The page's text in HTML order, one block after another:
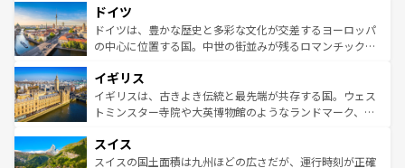
せる。地方によって風土や気候が異なるスペインはその個
性で訪れる人を魅了する。 なお、新着のスペイン情報は コ
ンテンツ一覧を参照してほしい。
で、幅広い魅力が詰まっている。華麗な宮殿、歴史的な大
聖堂、美しいビーチ、そして豊かな自然が、訪れる者を心
から魅了する。また、フランスは美食の国としても知ら
いる。シャンパンの発祥地であるランス、プロヴァンスの
香り高いラベンダー畑など、多彩な楽しみ方が可能だ。さ
らに、パリ以外の地域にも魅力が溢れており、どの街角に
れる地方に足を運ぶとそれぞれで全く異なる文化を体験で
きるだろう。 なお、新着のフランス情報はコンテンツ一覧
ドイツ
ドイツは、豊かな歴史と多彩な文化が交差するヨーロッパ
の中心に位置する国。中世の街並みが残るロマンチック街
顔を持つこの国は、どこを歩いても飽きることがない。ベ
ルリンの文化的活気、バイエルン州のアルプスの絶景、そ
してライン川沿いのワイン畑といった風景は必見。ビール
は、お酒好きな人にはぜひ体験してほしい。 なお、新着の
ドイツ情報はコンテンツ一覧を参照してほしい。
イギリス
イギリスは、古きよき伝統と最先端が共存する国。ウェス
トミンスター寺院や大英博物館のようなランドマーク、歴
リアごとに異なる魅力がある。また、優雅なアフタヌーン
ティー、ビール好きにはたまらない英国パブ、サッカー観
スイス
スイスの国土面積は九州ほどの広さだが、運行時刻が正確